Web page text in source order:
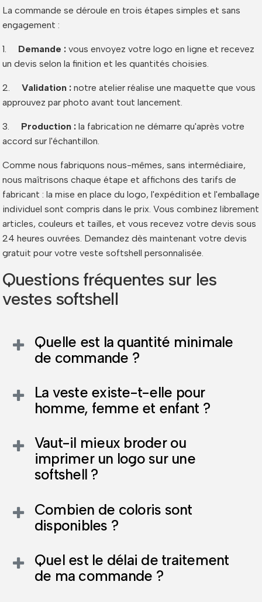
La commande se déroule en trois étapes simples et sans
engagement :
1. Demande : vous envoyez votre logo en ligne et recevez
un devis selon la finition et les quantités choisies.
2. Validation : notre atelier réalise une maquette que vous
approuvez par photo avant tout lancement.
3. Production : la fabrication ne démarre qu'après votre
accord sur l'échantillon.
Comme nous fabriquons nous-mêmes, sans intermédiaire,
nous maîtrisons chaque étape et affichons des tarifs de
fabricant : la mise en place du logo, l'expédition et l'emballage
individuel sont compris dans le prix. Vous combinez librement
articles, couleurs et tailles, et vous recevez votre devis sous
24 heures ouvrées. Demandez dès maintenant votre devis
gratuit pour votre veste softshell personnalisée.
Questions fréquentes sur les
vestes softshell
Quelle est la quantité minimale
de commande ?
La veste existe-t-elle pour
homme, femme et enfant ?
Vaut-il mieux broder ou
imprimer un logo sur une
softshell ?
Combien de coloris sont
disponibles ?
Quel est le délai de traitement
de ma commande ?